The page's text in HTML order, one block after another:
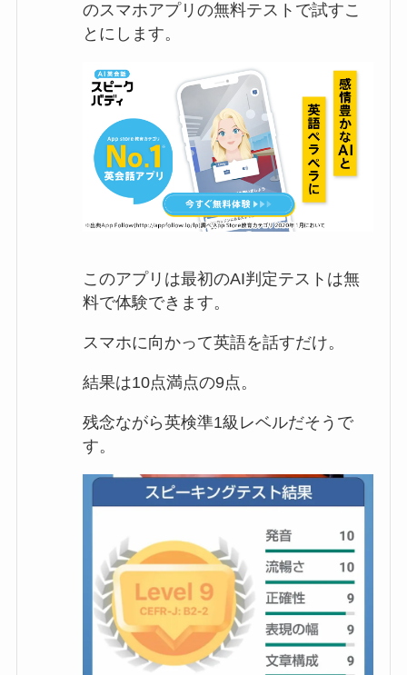
のスマホアプリの無料テストで試すこ
とにします。
このアプリは最初のAI判定テストは無
料で体験できます。
スマホに向かって英語を話すだけ。
結果は10点満点の9点。
残念ながら英検準1級レベルだそうで
す。